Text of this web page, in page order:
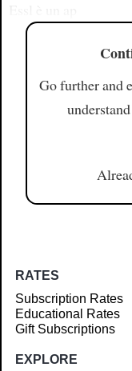
Go further and
RATES
Subscription Rates
Educational Rates
Gift Subscriptions
EXPLORE